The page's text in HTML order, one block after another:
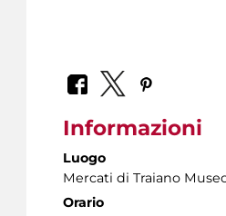
Informazioni
Luogo
Mercati di Traiano
Orario